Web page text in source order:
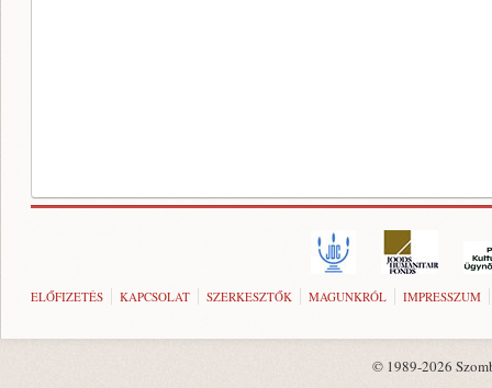
ELŐFIZETÉS KAPCSOLAT SZERKESZTŐK MAGUNKRÓL IMPRESSZUM
© 1989-2026